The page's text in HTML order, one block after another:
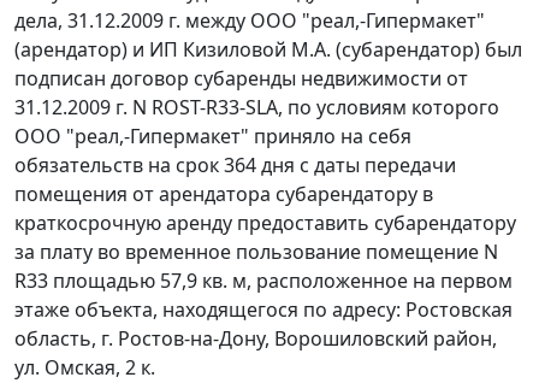
дела, 31.12.2009 г. между ООО "реал,-Гипермакет"
(арендатор) и ИП Кизиловой М.А. (субарендатор) был
подписан договор субаренды недвижимости от
31.12.2009 г. N ROST-R33-SLA, по условиям которого
ООО "реал,-Гипермакет" приняло на себя
обязательств на срок 364 дня с даты передачи
помещения от арендатора субарендатору в
краткосрочную аренду предоставить субарендатору
за плату во временное пользование помещение N
R33 площадью 57,9 кв. м, расположенное на первом
этаже объекта, находящегося по адресу: Ростовская
область, г. Ростов-на-Дону, Ворошиловский район,
ул. Омская, 2 к.